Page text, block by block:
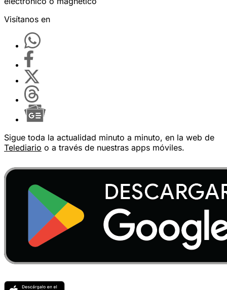
Visítanos en
Sigue toda la actualidad minuto a minuto, en la web de
Telediario o a través de nuestras apps móviles.